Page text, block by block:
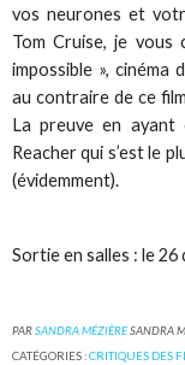
vos neurones et
Tom Cruise, je vous
impossible »,
au contraire de ce
La preuve en ayant
Reacher qui s’est le
(évidemment).
Sortie en salles : le 26
PARSANDRA MÉZIÈRESANDRA
CATÉGORIES :CRITIQUES DES